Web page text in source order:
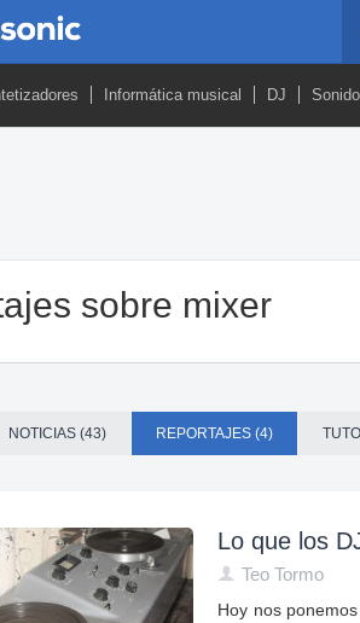
Informática musical DJ
sobre mixer
NOTICIAS (43) REPORTAJES (4)
Lo que los
Teo Tormo
Hoy nos